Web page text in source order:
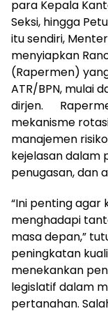
para Kepala
Seksi, hingga
itu sendiri,
menyiapkan
(Rapermen)
ATR/BPN, mulai
dirjen.
mekanisme
manajemen
kejelasan dalam
penugasan, dan
“Ini penting agar
menghadapi
masa depan,”
peningkatan
menekankan
legislatif dalam
pertanahan.